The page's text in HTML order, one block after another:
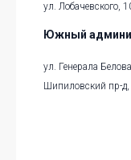
ул. Лобачевского,
Южный
ул. Генерала
Шипиловский пр-д,